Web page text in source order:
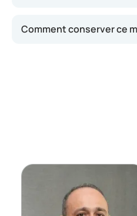
Comment conserver ce